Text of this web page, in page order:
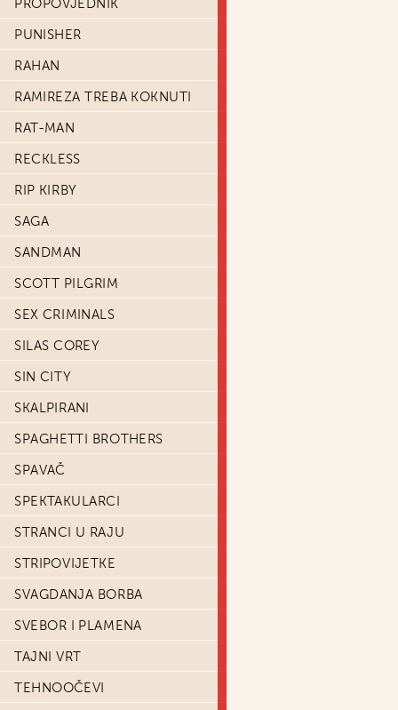
PROPOVJEDNIK
PUNISHER
RAHAN
RAMIREZA TREBA KOKNUTI
RAT-MAN
RECKLESS
RIP KIRBY
SAGA
SANDMAN
SCOTT PILGRIM
SEX CRIMINALS
SILAS COREY
SIN CITY
SKALPIRANI
SPAGHETTI BROTHERS
SPAVAČ
SPEKTAKULARCI
STRANCI U RAJU
STRIPOVIJETKE
SVAGDANJA BORBA
SVEBOR I PLAMENA
TAJNI VRT
TEHNOOČEVI